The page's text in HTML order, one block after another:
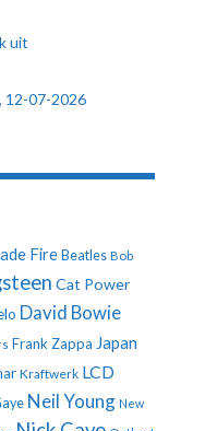
uit
12-07-2026
Fire Beatles Bob
Cat Power
David Bowie
Frank Zappa Japan
Kraftwerk LCD
Neil Young New